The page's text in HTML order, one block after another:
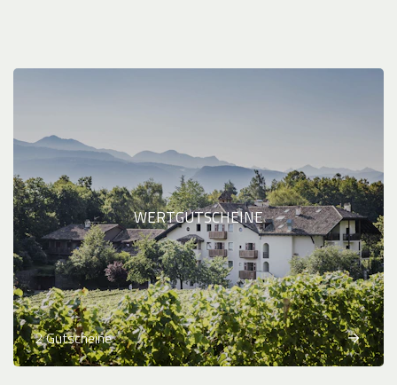
WERTGUTSCHEINE
2 Gutscheine